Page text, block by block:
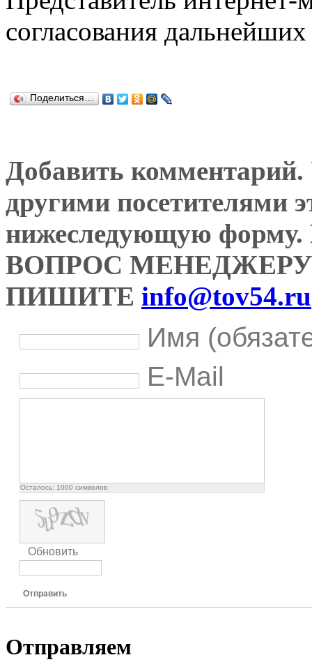
согласования
Поделиться…
Добавить комментарий.
другими посетителями
нижеследующую
ВОПРОС
ПИШИТЕ info@tov54.ru
Имя
E-Mail
Осталось: 1000 символов
Обновить
Отправить
Отправляем